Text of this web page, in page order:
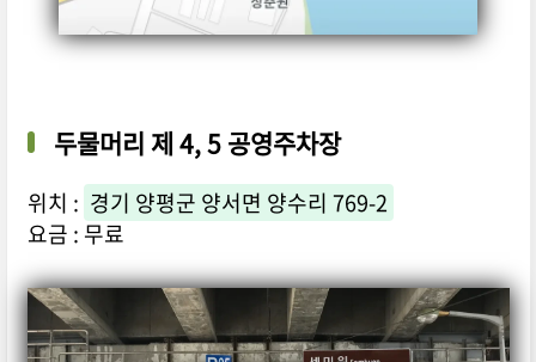
두물머리 제 4, 5 공영주차장
위치 : 경기 양평군 양서면 양수리 769-2
요금 : 무료